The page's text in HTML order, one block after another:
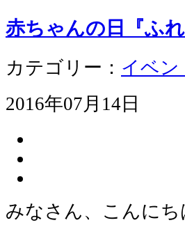
赤ちゃんの日『ふ
カテゴリー： イベン
2016年07月14日
みなさん、こんに